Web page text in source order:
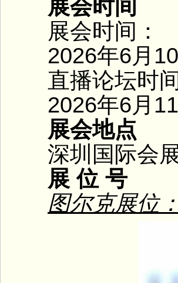
展会时间
展会时间：
2026年6月10
直播论坛时间
2026年6月11
展会地点
深圳国际会展
展 位 号
图尔克展位